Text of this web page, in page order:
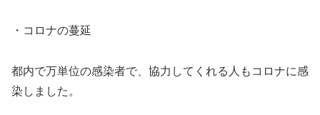
・コロナの蔓延
都内で万単位の感染者で、協力してくれる人もコロナに感
染しました。